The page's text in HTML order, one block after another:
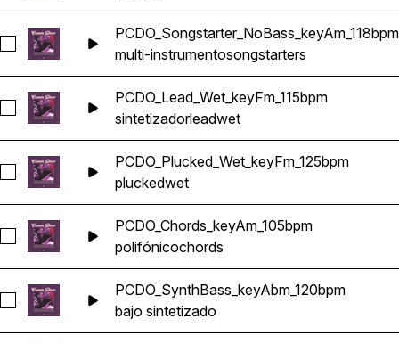
Seleccionar PCDO_Songstarter_NoBass_keyAm_118bpm
PCDO_Songstarter_NoBass_keyAm_118bpm
multi-instrumentosongstarters
Seleccionar PCDO_Lead_Wet_keyFm_115bpm
PCDO_Lead_Wet_keyFm_115bpm
sintetizadorleadwet
Seleccionar PCDO_Plucked_Wet_keyFm_125bpm
PCDO_Plucked_Wet_keyFm_125bpm
pluckedwet
Seleccionar PCDO_Chords_keyAm_105bpm
PCDO_Chords_keyAm_105bpm
polifónicochords
Seleccionar PCDO_SynthBass_keyAbm_120bpm
PCDO_SynthBass_keyAbm_120bpm
bajo sintetizado